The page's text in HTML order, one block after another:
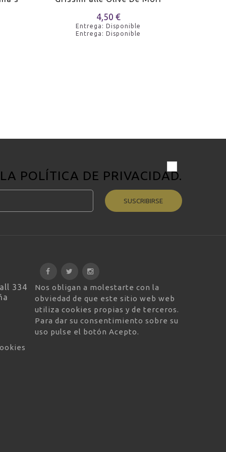
4,50 €
Entrega: Disponible
Entrega: Disponible
POLÍTICA DE PRIVACIDAD.
SUSCRIBIRSE
334
Nos obligan a molestarte con la
obviedad de que este sitio web web
utiliza cookies propias y de terceros.
Para dar su consentimiento sobre su
uso pulse el botón Acepto.